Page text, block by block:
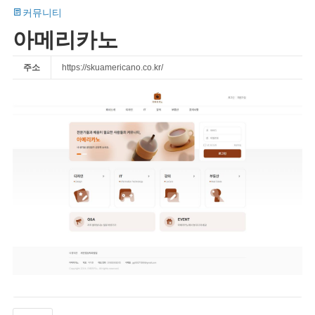
커뮤니티
아메리카노
주소 https://skuamericano.co.kr/